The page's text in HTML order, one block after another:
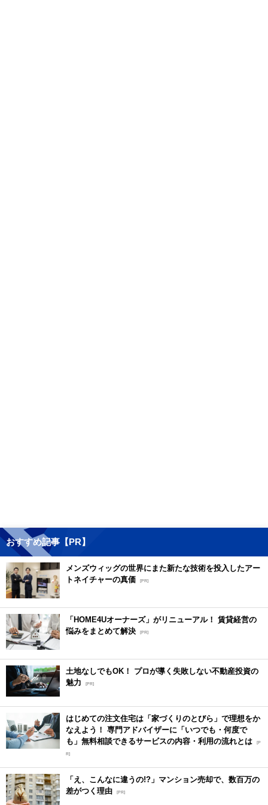
おすすめ記事【PR】
メンズウィッグの世界にまた新たな技術を投入したアー
トネイチャーの真価 [PR]
「HOME4Uオーナーズ」がリニューアル！ 賃貸経営の
悩みをまとめて解決 [PR]
土地なしでもOK！ プロが導く失敗しない不動産投資の
魅力
[PR]
はじめての注文住宅は「家づくりのとびら」で理想をか
なえよう！ 専門アドバイザーに「いつでも・何度で
も」無料相談できるサービスの内容・利用の流れとは [P
R]
「え、こんなに違うの!?」マンション売却で、数百万の
差がつく理由 [PR]